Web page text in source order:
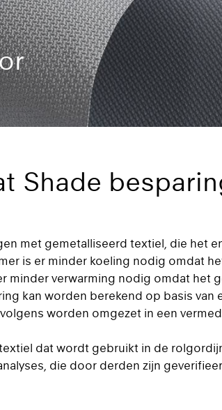
Shade
met gemetalliseerd textiel, die het
is er minder koeling nodig omdat
minder verwarming nodig omdat het
kan worden berekend op basis van
worden omgezet in een
dat wordt gebruikt in de
die door derden zijn